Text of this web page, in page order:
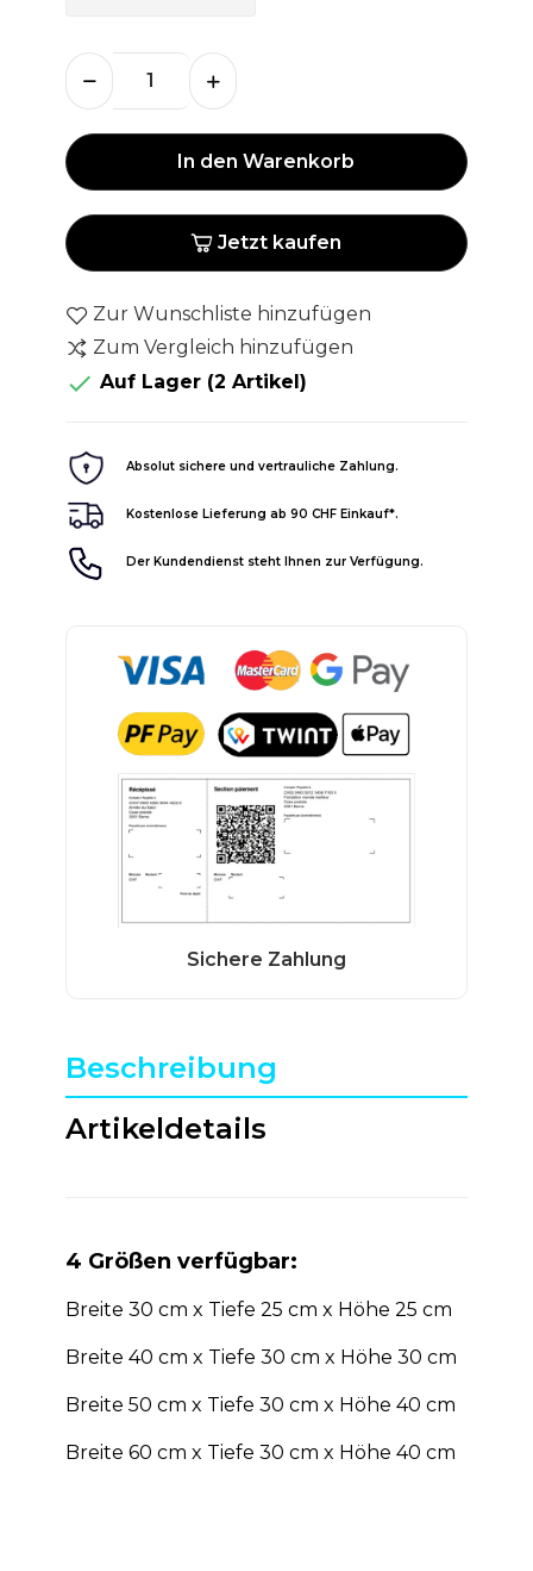
In den Warenkorb
Jetzt kaufen
Zur Wunschliste hinzufügen
Zum Vergleich hinzufügen
 Auf Lager (2 Artikel)
Absolut sichere und vertrauliche Zahlung.
Kostenlose Lieferung ab 90 CHF Einkauf*.
Der Kundendienst steht Ihnen zur Verfügung.
Beschreibung
Artikeldetails
4 Größen verfügbar:
Breite 30 cm x Tiefe 25 cm x Höhe 25 cm
Breite 40 cm x Tiefe 30 cm x Höhe 30 cm
Breite 50 cm x Tiefe 30 cm x Höhe 40 cm
Breite 60 cm x Tiefe 30 cm x Höhe 40 cm